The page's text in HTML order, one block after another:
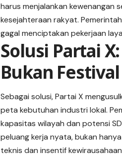
harus menjalankan kewenangan
kesejahteraan rakyat.
gagal menciptakan pekerjaan
Solusi Partai
Bukan
Sebagai solusi, Partai X
peta kebutuhan industri lokal.
kapasitas wilayah dan potensi
peluang kerja nyata, bukan
teknis dan insentif